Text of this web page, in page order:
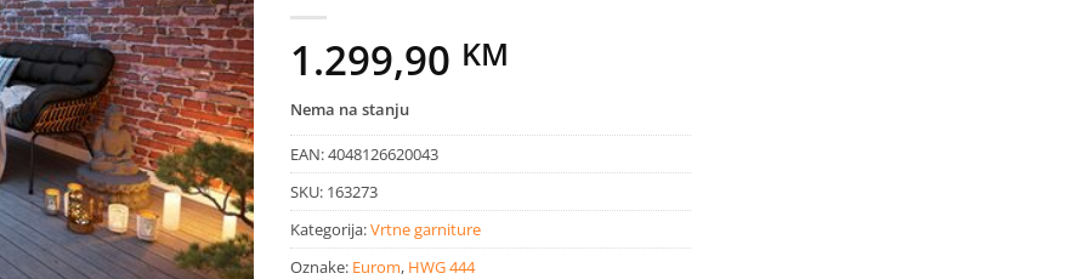
1.299,90 KM
Nema na stanju
EAN:4048126620043
SKU: 163273
Kategorija:Vrtne garniture
Oznake: Eurom, HWG 444